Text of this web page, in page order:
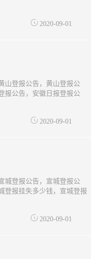
2020-09-01
山登报公告，黄山登报公
报公告，安徽日报登报公
2020-09-01
城登报公告，宣城登报公
登报挂失多少钱，宣城登报
2020-09-01